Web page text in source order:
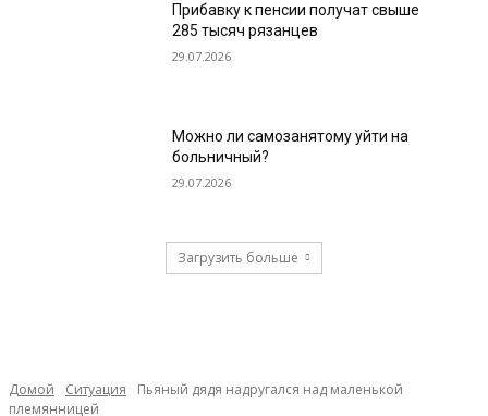
Прибавку к пенсии получат свыше
285 тысяч рязанцев
29.07.2026
Можно ли самозанятому уйти на
больничный?
29.07.2026
Загрузить больше